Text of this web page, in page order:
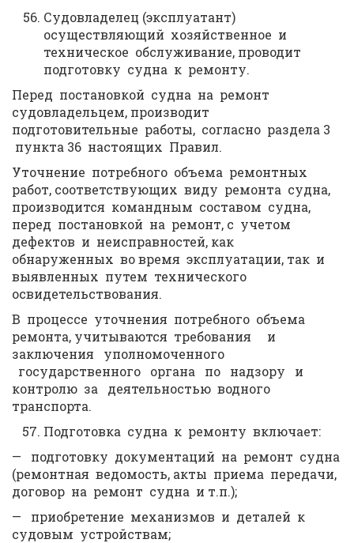
Судовладелец (эксплуатант)
осуществляющий хозяйственное и
техническое обслуживание, проводит
подготовку судна к ремонту.
Перед постановкой судна на ремонт
судовладельцем, производит
подготовительные работы, согласно раздела 3
пункта 36 настоящих Правил.
Уточнение потребного объема ремонтных
работ, соответствующих виду ремонта судна,
производится командным составом судна,
перед постановкой на ремонт, с учетом
дефектов и неисправностей, как
обнаруженных во время эксплуатации, так и
выявленных путем технического
освидетельствования.
В процессе уточнения потребного объема
ремонта, учитываются требования и
заключения уполномоченного
государственного органа по надзору и
контролю за деятельностью водного
транспорта.
Подготовка судна к ремонту включает:
— подготовку документаций на ремонт судна
(ремонтная ведомость, акты приема передачи,
договор на ремонт судна и т.п.);
— приобретение механизмов и деталей к
судовым устройствам;